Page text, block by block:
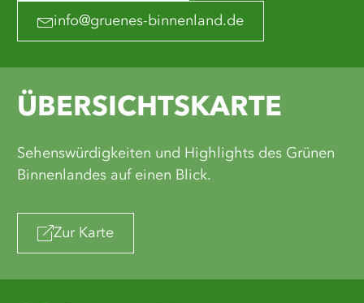
info@gruenes-binnenland.de
ÜBERSICHTSKARTE
Sehenswürdigkeiten und Highlights des Grünen
Binnenlandes auf einen Blick.
Zur Karte